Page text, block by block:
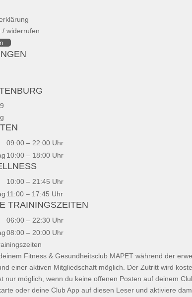
/ widerrufen
09:00 – 22:00 Uhr
10:00 – 18:00 Uhr
10:00 – 21:45 Uhr
11:00 – 17:45 Uhr
TRAININGSZEITEN
06:00 – 22:30 Uhr
08:00 – 20:00 Uhr
Fitness & Gesundheitsclub MAPET während der
einer aktiven Mitgliedschaft möglich. Der Zutritt wird
nur möglich, wenn du keine offenen Posten auf deinem
oder deine Club App auf diesen Leser und aktiviere